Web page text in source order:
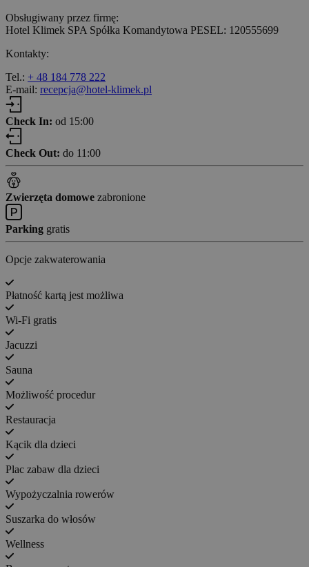
Obsługiwany przez firmę:
Hotel Klimek SPA Spółka Komandytowa PESEL: 120555699
Kontakty:
Tel.: + 48 184 778 222
E-mail: recepcja@hotel-klimek.pl
Check In: od 15:00
Check Out: do 11:00
Zwierzęta domowe zabronione
Parking gratis
Opcje zakwaterowania
Płatność kartą jest możliwa
Wi-Fi gratis
Jacuzzi
Sauna
Możliwość procedur
Restauracja
Kącik dla dzieci
Plac zabaw dla dzieci
Wypożyczalnia rowerów
Suszarka do włosów
Wellness